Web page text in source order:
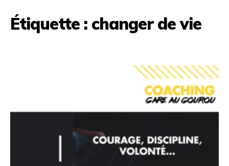
Étiquette : changer de vie